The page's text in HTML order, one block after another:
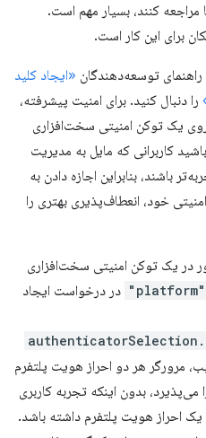
مراجعه کنند، بسیار مهم است.
برای این کار است.
راهنمای توسعه‌دهندگان «ایجاد کلید
را دنبال کنید. برای امنیت پیشرفته،
روی یک توکن امنیتی سخت‌افزاری
کاربرانی که مایل به مدیریت
باشند، بنابراین اجازه دادن به
خود، انعطاف‌پذیری بهتری را
در یک توکن امنیتی سخت‌افزاری
"platform"
در درخواست ایجاد
مرورگر هر دو احراز هویت پلتفرم
بدون اینکه تجربه کاربری
یک احراز هویت پلتفرم داشته باشد.